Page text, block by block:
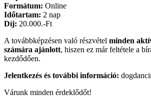
Formátum: Online
Időtartam: 2 nap
Díj: 20.000.-Ft
A továbbképzésen való részvétel minden
számára ajánlott, hiszen ez már feltétele a
kezdődően.
Jelentkezés és további információ:
Várunk minden érdeklődőt!